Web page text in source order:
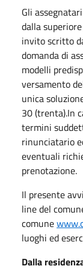
Gli
dalla
invito scritto
domanda di
modelli
versamento
unica
30 (trenta).In
termini
rinunciatario
eventuali
prenotazione.
Il presente
line del
comune
luoghi ed
Dalla